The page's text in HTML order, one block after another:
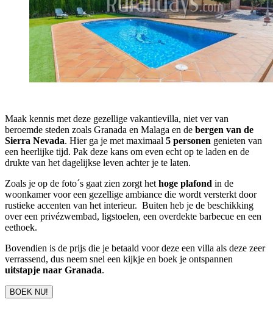
Maak kennis met deze gezellige vakantievilla, niet ver van
beroemde steden zoals Granada en Malaga en de bergen van de
Sierra Nevada. Hier ga je met maximaal 5 personen genieten van
een heerlijke tijd. Pak deze kans om even echt op te laden en de
drukte van het dagelijkse leven achter je te laten.
Zoals je op de foto´s gaat zien zorgt hethoge plafond in de
woonkamer voor een gezellige ambiance die wordt versterkt door
rustieke accenten van het interieur. Buiten heb je de beschikking
over een privézwembad, ligstoelen, een overdekte barbecue en een
eethoek.
Bovendien is de prijs die je betaald voor deze een villa als deze zeer
verrassend, dus neem snel een kijkje en boek je ontspannen
uitstapje naar Granada.
BOEK NU!